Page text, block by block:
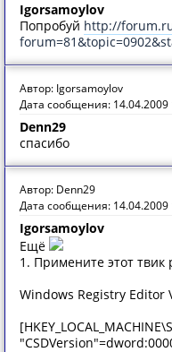
Igorsamoylov
Попробуй http://
Автор: Igorsamoylov
Дата сообщения: 14.04.2009
Denn29
спасибо
Автор: Denn29
Дата сообщения: 14.04.2009
Igorsamoylov
Ещё
1. Примените этот твик
Windows Registry Editor